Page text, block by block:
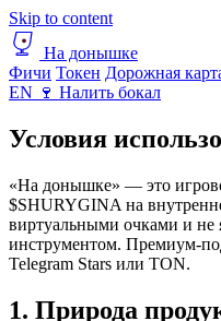
Skip to content
На донышке
Фичи Токен Дорожная
EN 🍷 Налить бокал
Условия
«На донышке» — это
$SHURYGINA на
виртуальными очками и
инструментом. Премиум-
Telegram Stars или TON.
1. Природа